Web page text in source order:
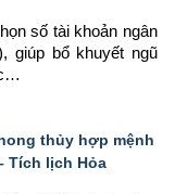
số tài khoản ngân
giúp bổ khuyết ngũ
thủy hợp mệnh
Tích lịch Hỏa